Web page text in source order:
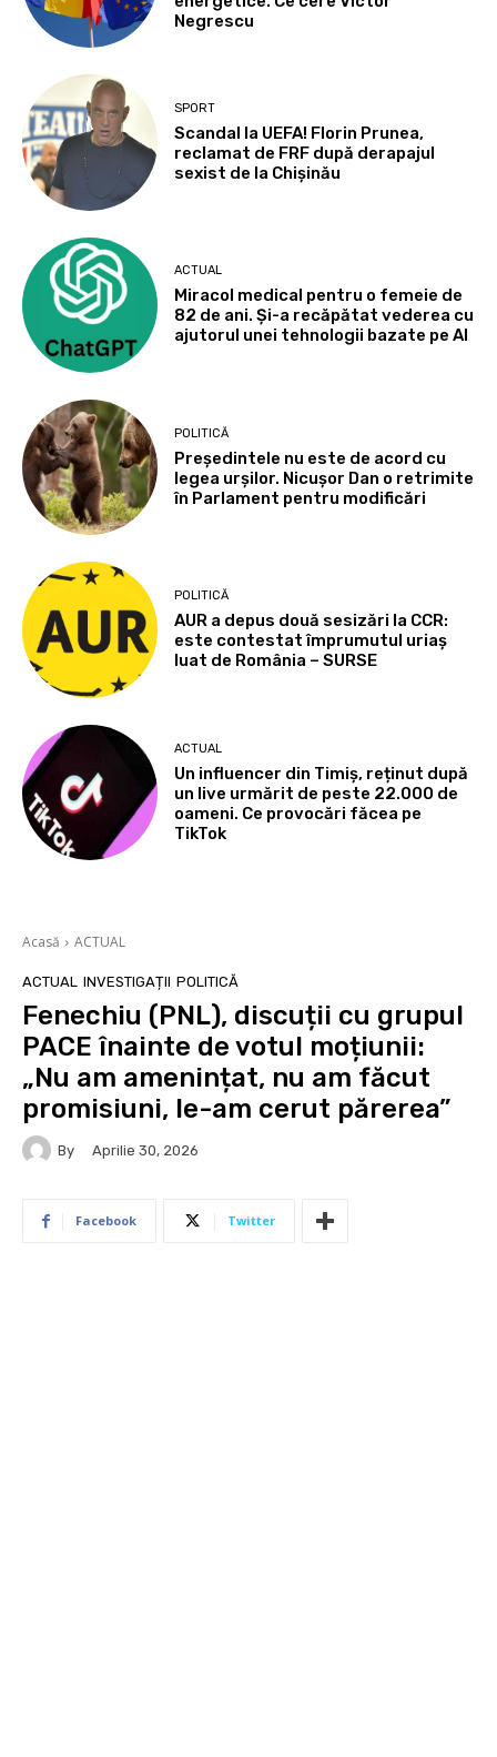
Negrescu
SPORT
Scandal la UEFA! Florin Prunea,
reclamat de FRF după derapajul
sexist de la Chișinău
ACTUAL
Miracol medical pentru o femeie de
82 de ani. Și-a recăpătat vederea cu
ajutorul unei tehnologii bazate pe AI
POLITICĂ
Președintele nu este de acord cu
legea urșilor. Nicușor Dan o retrimite
în Parlament pentru modificări
POLITICĂ
AUR a depus două sesizări la CCR:
este contestat împrumutul uriaș
luat de România – SURSE
ACTUAL
Un influencer din Timiș, reținut după
un live urmărit de peste 22.000 de
oameni. Ce provocări făcea pe
TikTok